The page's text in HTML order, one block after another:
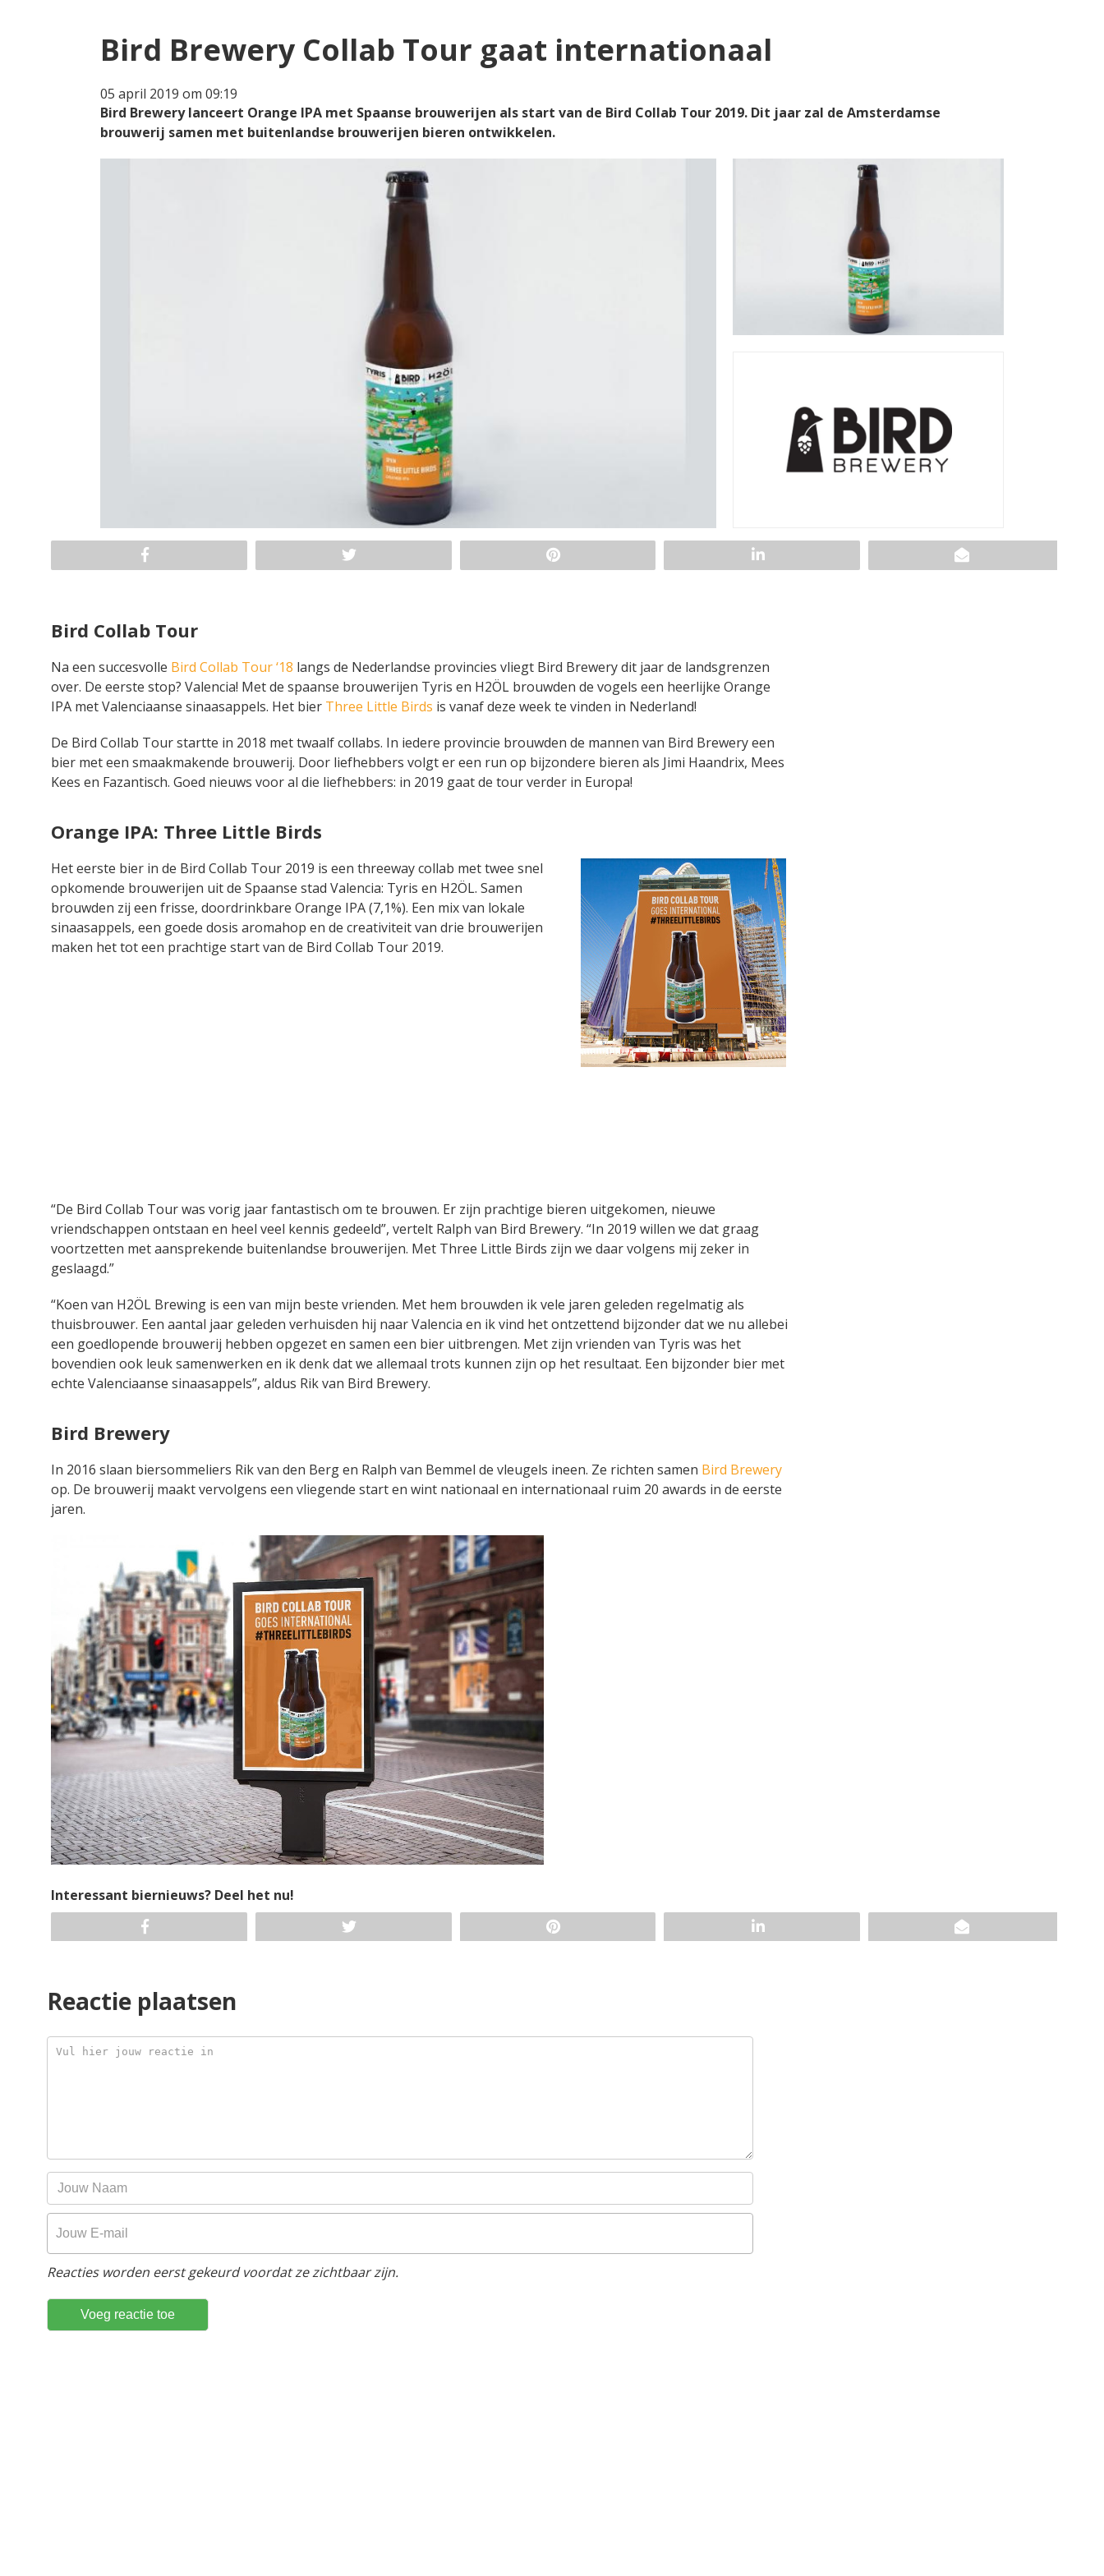
Bird Brewery Collab Tour gaat internationaal
05 april 2019 om 09:19
Bird Brewery lanceert Orange IPA met Spaanse brouwerijen als start van de Bird Collab Tour 2019. Dit jaar zal de Amsterdamse
brouwerij samen met buitenlandse brouwerijen bieren ontwikkelen.
Bird Collab Tour
Na een succesvolle Bird Collab Tour ‘18 langs de Nederlandse provincies vliegt Bird Brewery dit jaar de landsgrenzen
over. De eerste stop? Valencia! Met de spaanse brouwerijen Tyris en H2ÖL brouwden de vogels een heerlijke Orange
IPA met Valenciaanse sinaasappels. Het bier Three Little Birds is vanaf deze week te vinden in Nederland!
De Bird Collab Tour startte in 2018 met twaalf collabs. In iedere provincie brouwden de mannen van Bird Brewery een
bier met een smaakmakende brouwerij. Door liefhebbers volgt er een run op bijzondere bieren als Jimi Haandrix, Mees
Kees en Fazantisch. Goed nieuws voor al die liefhebbers: in 2019 gaat de tour verder in Europa!
Orange IPA: Three Little Birds
Het eerste bier in de Bird Collab Tour 2019 is een threeway collab met twee snel
opkomende brouwerijen uit de Spaanse stad Valencia: Tyris en H2ÖL. Samen
brouwden zij een frisse, doordrinkbare Orange IPA (7,1%). Een mix van lokale
sinaasappels, een goede dosis aromahop en de creativiteit van drie brouwerijen
maken het tot een prachtige start van de Bird Collab Tour 2019.
“De Bird Collab Tour was vorig jaar fantastisch om te brouwen. Er zijn prachtige bieren uitgekomen, nieuwe
vriendschappen ontstaan en heel veel kennis gedeeld”, vertelt Ralph van Bird Brewery. “In 2019 willen we dat graag
voortzetten met aansprekende buitenlandse brouwerijen. Met Three Little Birds zijn we daar volgens mij zeker in
geslaagd.”
“Koen van H2ÖL Brewing is een van mijn beste vrienden. Met hem brouwden ik vele jaren geleden regelmatig als
thuisbrouwer. Een aantal jaar geleden verhuisden hij naar Valencia en ik vind het ontzettend bijzonder dat we nu allebei
een goedlopende brouwerij hebben opgezet en samen een bier uitbrengen. Met zijn vrienden van Tyris was het
bovendien ook leuk samenwerken en ik denk dat we allemaal trots kunnen zijn op het resultaat. Een bijzonder bier met
echte Valenciaanse sinaasappels”, aldus Rik van Bird Brewery.
Bird Brewery
In 2016 slaan biersommeliers Rik van den Berg en Ralph van Bemmel de vleugels ineen. Ze richten samen Bird Brewery
op. De brouwerij maakt vervolgens een vliegende start en wint nationaal en internationaal ruim 20 awards in de eerste
jaren.
Interessant biernieuws? Deel het nu!
Reactie plaatsen
Reacties worden eerst gekeurd voordat ze zichtbaar zijn.